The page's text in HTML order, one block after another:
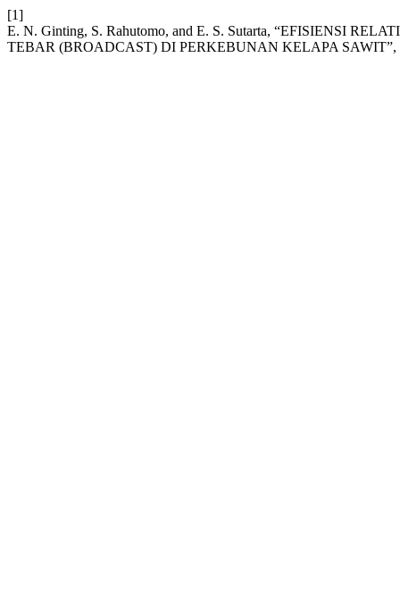
[1]
E. N. Ginting, S. Rahutomo, and E. S. Sutarta, “EFISIENSI
TEBAR (BROADCAST) DI PERKEBUNAN KELAPA SAWIT”,